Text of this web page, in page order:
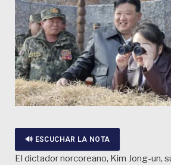
🔊 ESCUCHAR LA NOTA
El dictador norcoreano, Kim Jong-un,